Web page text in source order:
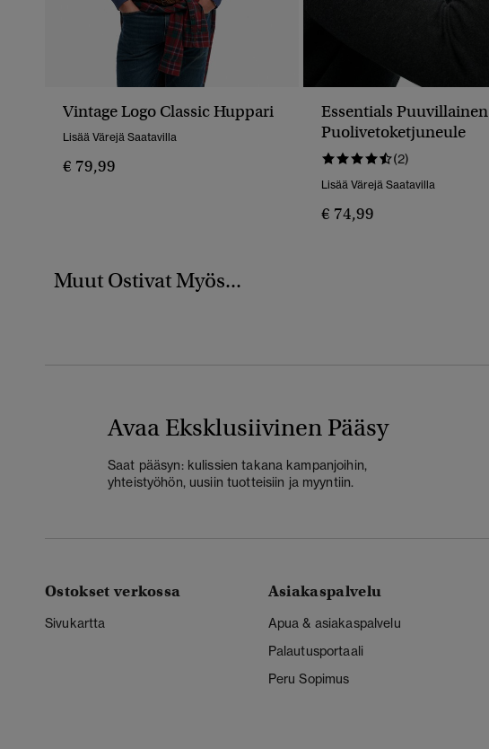
Vintage Logo Classic Huppari
Lisää Värejä Saatavilla
€ 79,99
Essentials Puuvillainen
Puolivetoketjuneule
(2)
Lisää Värejä Saatavilla
€ 74,99
Muut Ostivat Myös...
Avaa Eksklusiivinen Pääsy
Saat pääsyn: kulissien takana kampanjoihin,
yhteistyöhön, uusiin tuotteisiin ja myyntiin.
Ostokset verkossa
Sivukartta
Asiakaspalvelu
Apua & asiakaspalvelu
Palautusportaali
Peru Sopimus